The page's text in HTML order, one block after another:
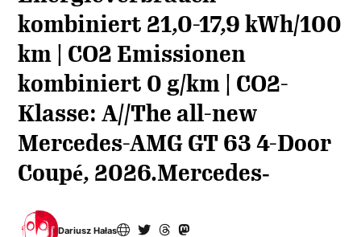
kombiniert 21,0-17,9 kWh/100
km | CO2 Emissionen
kombiniert 0 g/km | CO2-
Klasse: A//The all-new
Mercedes-AMG GT 63 4-Door
Coupé, 2026.Mercedes‑
Dariusz Hałas